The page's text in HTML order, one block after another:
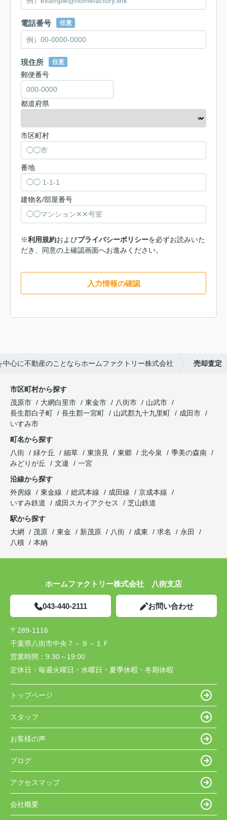
電話番号 任意
現住所 任意
郵便番号
都道府県
市区町村
番地
建物名/部屋番号
※利用規約およびプライバシーポリシーを必ずお読みいた
だき、同意の上確認画面へお進みください。
入力情報の確認
中心に不動産のことならホームファクトリー株式会社 売却査定
市区町村から探す
茂原市
大網白里市 東金市 八街市
山武市
長生郡白子町
長生郡一宮町 山武郡九十九里町
成田市
いすみ市
町名から探す
八街
緑ケ丘 細草 東浪見 東郷 北今泉
季美の森南
みどりが丘
文違
一宮
沿線から探す
外房線
東金線 総武本線 成田線
京成本線
いすみ鉄道
成田スカイアクセス
芝山鉄道
駅から探す
大網
茂原 東金 新茂原 八街 成東 求名
永田
八積
本納
ホームファクトリー株式会社 八街支店
043-440-2111 お問い合わせ
〒289-1116
千葉県八街市中央７－９－１Ｆ
営業時間： 9:30～19:00
定休日： 毎週火曜日・水曜日・夏季休暇・冬期休暇
トップページ
スタッフ
お客様の声
ブログ
アクセスマップ
会社概要